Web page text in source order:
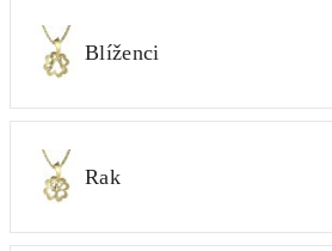
Blíženci
Rak